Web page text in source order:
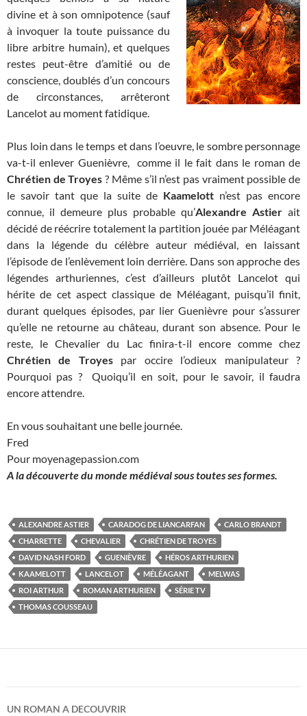
divine et à son omnipotence (sauf
à invoquer la toute puissance du
libre arbitre humain), et quelques
restes peut-être d’amitié ou de
conscience, doublés d’un concours
de circonstances, arrêteront
Lancelotau moment fatidique.
Plus loin dans le temps et dans l’oeuvre, le sombre personnage
va-t-il enlever Guenièvre, comme il le fait dans le roman de
Chrétien de Troyes ? Même s’il n’est pas vraiment possible de
le savoir tant que la suite de Kaamelott n’est pas encore
connue, il demeure plus probable qu’Alexandre Astier ait
décidé de réécrire totalement la partition jouée par Méléagant
dans la légende du célèbre auteur médiéval, en laissant
l’épisode de l’enlèvement loin derrière. Dans son approche des
légendes arthuriennes, c’est d’ailleurs plutôt Lancelot qui
hérite de cet aspect classique de Méléagant, puisqu’il finit,
durant quelques épisodes, par lier Guenièvre pour s’assurer
qu’elle ne retourne au château, durant son absence. Pour le
reste, le Chevalier du Lac finira-t-il encore comme chez
Chrétien de Troyespar occire l’odieux manipulateur ?
Pourquoi pas ? Quoiqu’il en soit, pour le savoir, il faudra
encore attendre.
En vous souhaitant une belle journée.
Fred
Pour moyenagepassion.com
A la découverte du monde médiéval sous toutes ses formes.
ALEXANDRE ASTIER CARADOG DE LIANCARFAN
CARLO BRANDT
CHARRETTE
CHEVALIER
CHRÉTIEN DE TROYES
DAVID NASH FORD
GUENIÈVRE
HÉROS ARTHURIEN
KAAMELOTT
LANCELOT MÉLÉAGANT
MELWAS
ROI ARTHUR
ROMAN ARTHURIEN
SÉRIE TV
THOMAS COUSSEAU
UN ROMAN A DECOUVRIR